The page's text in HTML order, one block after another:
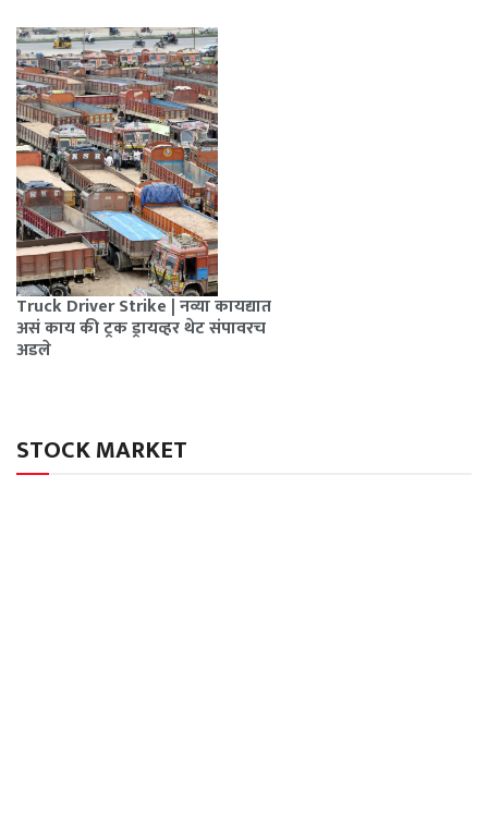
Truck Driver Strike | नव्या कायद्यात
असं काय की ट्रक ड्रायव्हर थेट संपावरच
अडले
STOCK MARKET